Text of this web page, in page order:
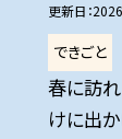
更新日
できごと
春に訪れ
けに出